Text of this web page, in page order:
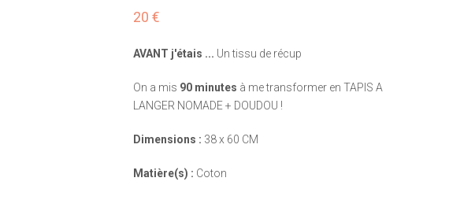
20 €
AVANT j'étais ... Un tissu de récup
On a mis 90 minutes à me transformer en TAPIS A
LANGER NOMADE + DOUDOU !
Dimensions : 38 x 60 CM
Matière(s) : Coton